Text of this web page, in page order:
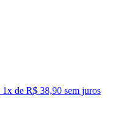
1x de R$ 38,90 sem juros